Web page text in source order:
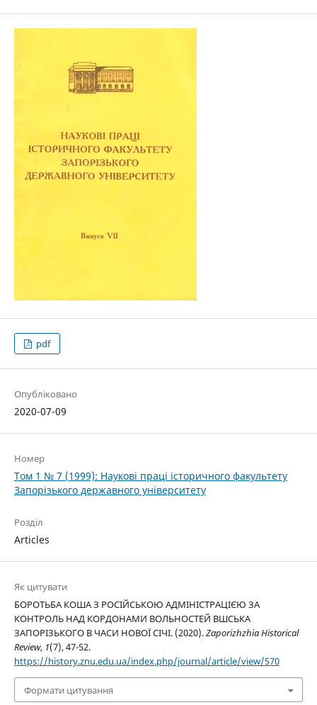
pdf
Опубліковано
2020-07-09
Номер
Том 1 № 7 (1999): Наукові праці історичного факультету
Запорізького державного університету
Розділ
Articles
Як цитувати
БОРОТЬБА КОША З РОСІЙСЬКОЮ АДМІНІСТРАЦІЄЮ ЗА
КОНТРОЛЬ НАД КОРДОНАМИ ВОЛЬНОСТЕЙ ВШСЬКА
ЗАПОРІЗЬКОГО В ЧАСИ НОВОЇ СІЧІ. (2020).Zaporizhzhia Historical
Review, 1(7), 47-52.
https://history.znu.edu.ua/index.php/journal/article/view/570
Формати цитування